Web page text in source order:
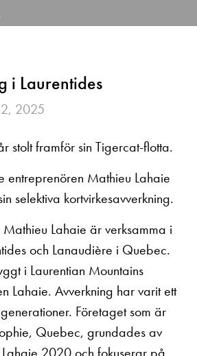
i Laurentides
2025
stolt framför sin Tigercat-flotta.
Mathieu Lahaie
selektiva kortvirkesavverkning.
Mathieu Lahaie är verksamma i
och Lanaudière i Quebec.
i Laurentian Mountains
Lahaie. Avverkning har varit ett
Företaget som är
Quebec, grundades av